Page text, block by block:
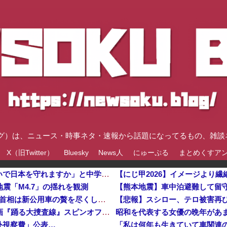
は、ニュース・時事ネタ・速報から話題になってるもの、雑
X（旧Twitter） Bluesky News人 にゅーぷる まとめくすア
反核団体の代表を務める爺さん、「核を持たないで日本を守れますか」と中学生に詰問された結果……
「M4.7」の揺れを観測
【悲報】 週刊誌、好き放題書きまくる 高市早苗首相は新公用車の贅を尽くした後部座席でたばこを吸うのが至福の時間「どんどん延びる乗車時間」
【悲報】佐藤二朗さん（57）主演予定だった映画『踊る大捜査線』スピンオフ作品の撮影中止が正式決定・・・・・・・・・他
視察費」公表…
【にじ甲2026】イメージより繊
【悲報】スシロー、テロ被害再